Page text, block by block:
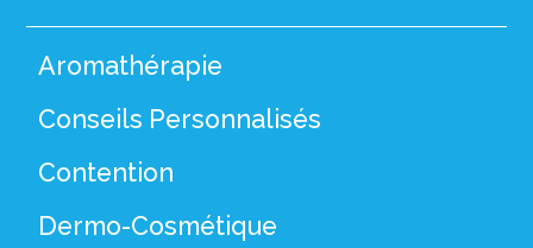
Aromathérapie
Conseils Personnalisés
Contention
Dermo-Cosmétique